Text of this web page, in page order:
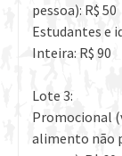
pessoa): R$ 50
Estudantes e
Inteira: R$ 90
Lote 3:
Promocional
alimento não